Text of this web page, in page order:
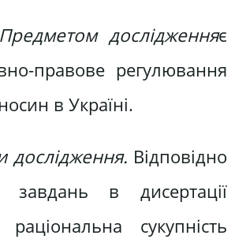
Предметом дослідженняє
правове регулювання
в Україні.
дослідження. Відповідно
в дисертації
раціональна сукупність